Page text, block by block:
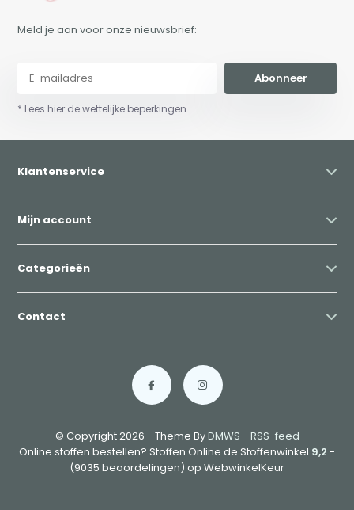
Meld je aan voor onze nieuwsbrief:
Abonneer
* Lees hier de wettelijke beperkingen
Klantenservice
Mijn account
Categorieën
Contact
© Copyright 2026 - Theme ByDMWS - RSS-feed
Online stoffen bestellen? Stoffen Online de Stoffenwinkel 9,2 -
(9035 beoordelingen) op WebwinkelKeur